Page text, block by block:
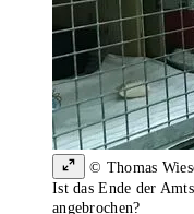
© Thomas
Ist das Ende der
angebrochen?